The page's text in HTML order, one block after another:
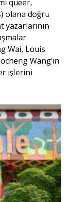
queer,
olana doğru
yazarlarının
Wai, Louis
Wang’ın
işlerini